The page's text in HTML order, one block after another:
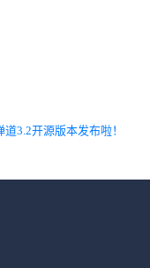
道3.2开源版本发布啦！